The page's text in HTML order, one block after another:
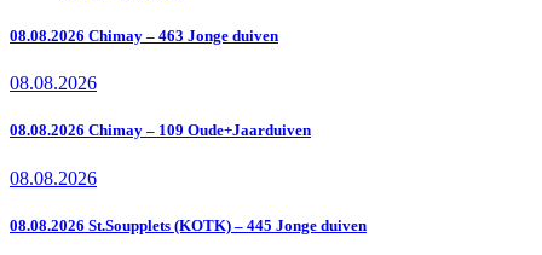
08.08.2026 Chimay – 463 Jonge duiven
08.08.2026
08.08.2026 Chimay – 109 Oude+Jaarduiven
08.08.2026
08.08.2026 St.Soupplets (KOTK) – 445 Jonge duiven